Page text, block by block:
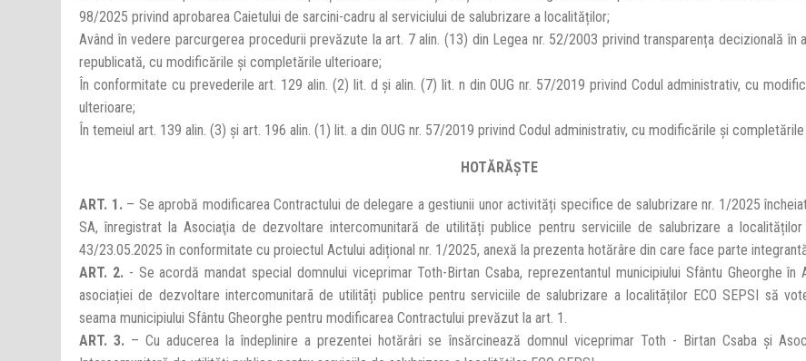
98/2025 privind aprobarea Caietului de sarcini-cadru al serviciului de salubrizare a localităților;
Având în vedere parcurgerea procedurii prevăzute la art. 7 alin. (13) din Legea nr. 52/2003 privind transparența decizională în
republicată, cu modificările și completările ulterioare;
În conformitate cu prevederile art. 129 alin. (2) lit. d şi alin. (7) lit. n din OUG nr. 57/2019 privind Codul administrativ, cu
ulterioare;
În temeiul art. 139 alin. (3) şi art. 196 alin. (1) lit. a din OUG nr. 57/2019 privind Codul administrativ, cu modificările și
HOTĂRĂŞTE
ART. 1. – Se aprobă modificarea Contractului de delegare a gestiunii unor activități specifice de salubrizare nr. 1/2025
SA, înregistrat la Asociaţia de dezvoltare intercomunitară de utilități publice pentru serviciile de salubrizare a localităților
43/23.05.2025 în conformitate cu proiectul Actului adițional nr. 1/2025, anexă la prezenta hotărâre din care face parte
ART. 2. - Se acordă mandat special domnului viceprimar Toth-Birtan Csaba, reprezentantul municipiului Sfântu Gheorghe în
asociației de dezvoltare intercomunitarã de utilitãți publice pentru serviciile de salubrizare a localitãților ECO SEPSI să
seama municipiului Sfântu Gheorghe pentru modificarea Contractului prevăzut la art. 1.
ART. 3. – Cu aducerea la îndeplinire a prezentei hotărâri se însărcinează domnul viceprimar Toth - Birtan Csaba și